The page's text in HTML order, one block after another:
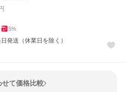
円
5%
発送（休業日を除く）
て価格比較